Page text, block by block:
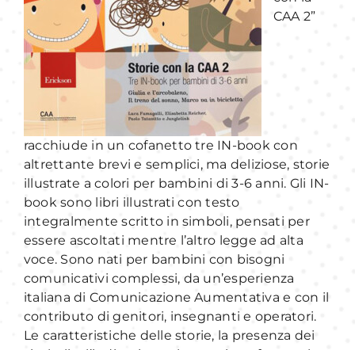
MLOL
Servizi
Progetti
Attività
Bambini e Ragazzi
Novità
CAA 2”
racchiude in un cofanetto tre IN-book con
altrettante brevi e semplici, ma deliziose, storie
illustrate a colori per bambini di 3-6 anni. Gli IN-
book sono libri illustrati con testo
integralmente scritto in simboli, pensati per
essere ascoltati mentre l’altro legge ad alta
voce. Sono nati per bambini con bisogni
comunicativi complessi, da un’esperienza
italiana di Comunicazione Aumentativa e con il
contributo di genitori, insegnanti e operatori.
Le caratteristiche delle storie, la presenza dei